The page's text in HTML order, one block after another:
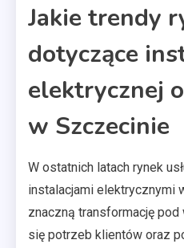
Jakie trendy
dotyczące
elektrycznej
w Szczecinie
W ostatnich latach rynek
instalacjami elektrycznymi
znaczną transformację pod
się potrzeb klientów oraz